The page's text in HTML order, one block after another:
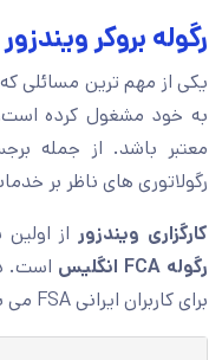
رگوله بروکر ویندزور
یکی از مهم ترین مسائلی که
به خود مشغول کرده است،
معتبر باشد. از جمله
رگولاتوری های ناظر بر
کارگزاری ویندزور از
رگوله FCA انگلیس
است.
برای کاربران ایرانی FSA می باشد!